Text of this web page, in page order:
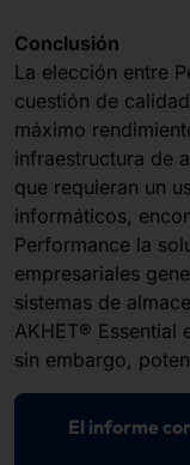
Conclusión
La elección entre
cuestión de
máximo
infraestructura de
que requieran un
informáticos,
Performance la
empresariales
sistemas de
AKHET® Essential
sin embargo,
El informe